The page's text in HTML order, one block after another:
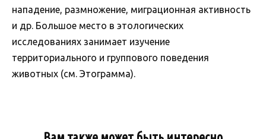
нападение, размножение, миграционная активность
и др. Большое место в этологических
исследованиях занимает изучение
территориального и группового поведения
животных (см. Этограмма).